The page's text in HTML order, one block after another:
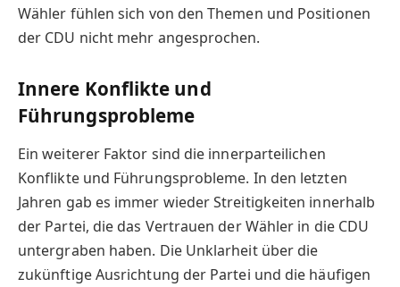
Wähler fühlen sich von den Themen und Positionen
der CDU nicht mehr angesprochen.
Innere Konflikte und
Führungsprobleme
Ein weiterer Faktor sind die innerparteilichen
Konflikte und Führungsprobleme. In den letzten
Jahren gab es immer wieder Streitigkeiten innerhalb
der Partei, die das Vertrauen der Wähler in die CDU
untergraben haben. Die Unklarheit über die
zukünftige Ausrichtung der Partei und die häufigen